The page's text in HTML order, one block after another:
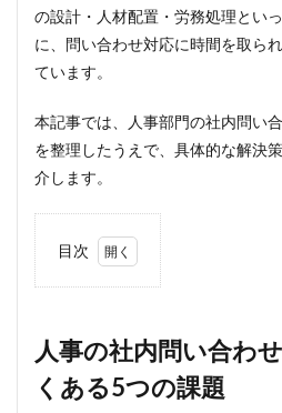
の設計・人材配置・労務処理とい
に、問い合わせ対応に時間を取ら
ています。
本記事では、人事部門の社内問い
を整理したうえで、具体的な解決
介します。
目次
内問
い合
わせ
対応
人事の社内問い合わ
くある5つの課題